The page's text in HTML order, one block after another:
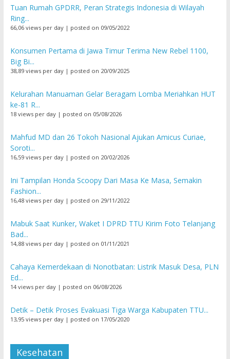
Tuan Rumah GPDRR, Peran Strategis Indonesia di Wilayah
Ring...
66,06 views per day| posted on 09/05/2022
Konsumen Pertama di Jawa Timur Terima New Rebel 1100,
Big Bi...
38,89 views per day| posted on 20/09/2025
Kelurahan Manuaman Gelar Beragam Lomba Meriahkan HUT
ke-81 R...
18 views per day| posted on 05/08/2026
Mahfud MD dan 26 Tokoh Nasional Ajukan Amicus Curiae,
Soroti...
16,59 views per day| posted on 20/02/2026
Ini Tampilan Honda Scoopy Dari Masa Ke Masa, Semakin
Fashion...
16,48 views per day| posted on 29/11/2022
Mabuk Saat Kunker, Waket I DPRD TTU Kirim Foto Telanjang
Bad...
14,88 views per day| posted on 01/11/2021
Cahaya Kemerdekaan di Nonotbatan: Listrik Masuk Desa, PLN
Ed...
14 views per day| posted on 06/08/2026
Detik – Detik Proses Evakuasi Tiga Warga Kabupaten TTU...
13,95 views per day| posted on 17/05/2020
Kesehatan